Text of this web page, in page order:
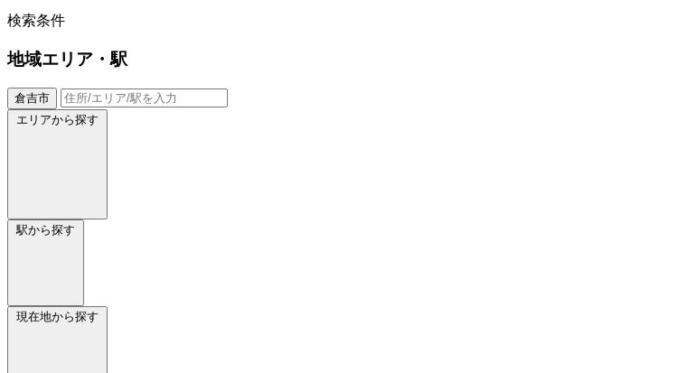
検索条件
地域エリア・駅
倉吉市
エリアから探す
駅から探す
現在地から探す